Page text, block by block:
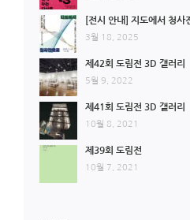
[전시 안내] 지도에서 청사
3월 18, 2025
제42회 도림전 3D 갤러리
5월 9, 2022
제41회 도림전 3D 갤러리
10월 8, 2021
제39회 도림전
10월 7, 2021